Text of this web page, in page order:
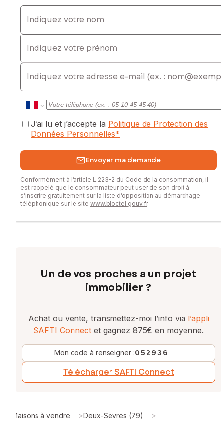
Indiquez votre nom
Indiquez votre prénom
E-mail
J’ai lu et j’accepte la Politique de Protection des
Données Personnelles*
Envoyer ma demande
Conformément à l’article L.223-2 du Code de la consommation, il
est rappelé que le consommateur peut user de son droit à
s’inscrire gratuitement sur la liste d’opposition au démarchage
téléphonique sur le site www.bloctel.gouv.fr.
Un de vos proches a un projet
immobilier ?
Achat ou vente, transmettez-moi l’info via l’appli
SAFTI Connect et gagnez 875€ en moyenne.
Mon code à renseigner :052936
Télécharger SAFTI Connect
Maisons à vendre >Deux-Sèvres (79)
>